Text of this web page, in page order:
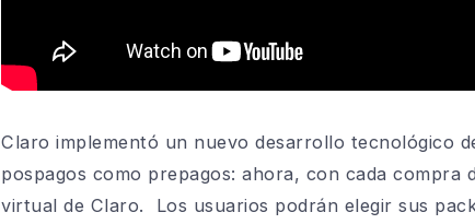
Claro implementó un nuevo desarrollo tecnológico
pospagos como prepagos: ahora, con cada
virtual de Claro. Los usuarios podrán elegir sus